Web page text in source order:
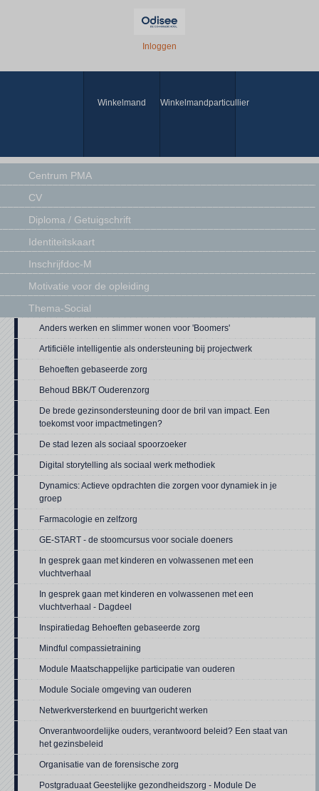
Inloggen
Winkelmand Winkelmandparticullier
Centrum PMA
CV
Diploma / Getuigschrift
Identiteitskaart
Inschrijfdoc-M
Motivatie voor de opleiding
Thema-Social
Anders werken en slimmer wonen voor 'Boomers'
Artificiële intelligentie als ondersteuning bij projectwerk
Behoeften gebaseerde zorg
Behoud BBK/T Ouderenzorg
De brede gezinsondersteuning door de bril van impact. Een
toekomst voor impactmetingen?
De stad lezen als sociaal spoorzoeker
Digital storytelling als sociaal werk methodiek
Dynamics: Actieve opdrachten die zorgen voor dynamiek in je
groep
Farmacologie en zelfzorg
GE-START - de stoomcursus voor sociale doeners
In gesprek gaan met kinderen en volwassenen met een
vluchtverhaal
In gesprek gaan met kinderen en volwassenen met een
vluchtverhaal - Dagdeel
Inspiratiedag Behoeften gebaseerde zorg
Mindful compassietraining
Module Maatschappelijke participatie van ouderen
Module Sociale omgeving van ouderen
Netwerkversterkend en buurtgericht werken
Onverantwoordelijke ouders, verantwoord beleid? Een staat van
het gezinsbeleid
Organisatie van de forensische zorg
Postgraduaat Geestelijke gezondheidszorg - Module De